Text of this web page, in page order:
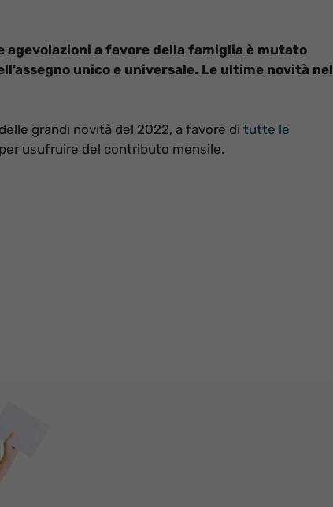
agevolazioni a favore della famiglia è mutato
unico e universale. Le ultime novità nel
grandi novità del 2022, a favore di tutte le
usufruire del contributo mensile.